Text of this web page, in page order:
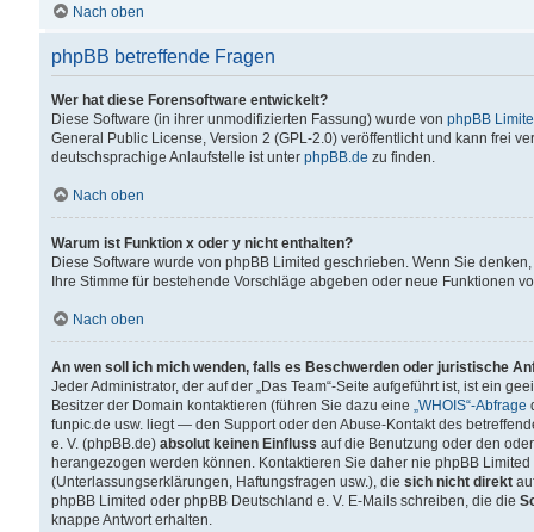
Nach oben
phpBB betreffende Fragen
Wer hat diese Forensoftware entwickelt?
Diese Software (in ihrer unmodifizierten Fassung) wurde von phpBB
General Public License, Version 2 (GPL-2.0) veröffentlicht und kann frei
deutschsprachige Anlaufstelle ist unter phpBB.de zu finden.
Nach oben
Warum ist Funktion x oder y nicht enthalten?
Diese Software wurde von phpBB Limited geschrieben. Wenn Sie
Ihre Stimme für bestehende Vorschläge abgeben oder neue Funktionen
Nach oben
An wen soll ich mich wenden, falls es Beschwerden oder juristische
Jeder Administrator, der auf der „Das Team“-Seite aufgeführt ist, ist ein
Besitzer der Domain kontaktieren (führen Sie dazu eine „WHOIS“-Abfrage
funpic.de usw. liegt — den Support oder den Abuse-Kontakt des
e. V. (phpBB.de) absolut keinen Einfluss auf die Benutzung oder den
herangezogen werden können. Kontaktieren Sie daher nie phpBB
(Unterlassungserklärungen, Haftungsfragen usw.), die sich nicht direkt
phpBB Limited oder phpBB Deutschland e. V. E-Mails schreiben, die die
knappe Antwort erhalten.